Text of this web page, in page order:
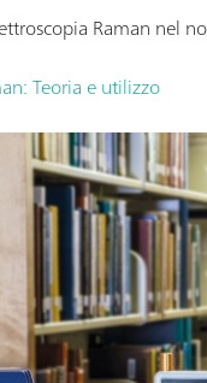
Raman nel
Teoria e utilizzo